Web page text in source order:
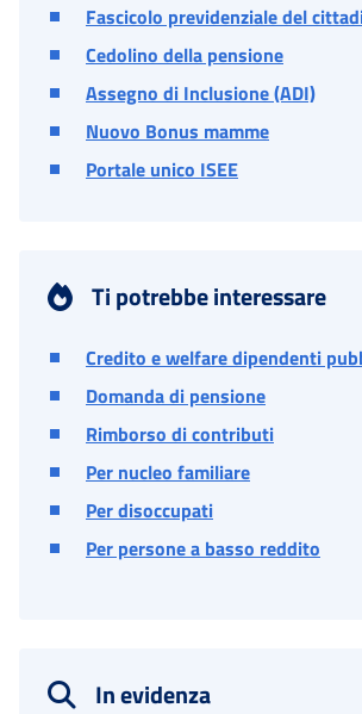
Fascicolo previdenziale del
Cedolino della pensione
Assegno di Inclusione (ADI)
Nuovo Bonus mamme
Portale unico ISEE
Ti potrebbe interessare
Credito e welfare dipendenti
Domanda di pensione
Rimborso di contributi
Per nucleo familiare
Per disoccupati
Per persone a basso reddito
In evidenza